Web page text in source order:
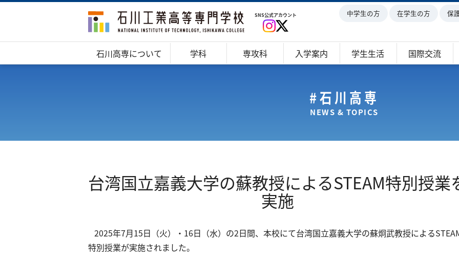
SNS公式アカウント
石川高専について 学科 専攻科 入学案内 学生生活 国際交流
中学生の方 在学生の方 保
#石川高専
NEWS & TOPICS
台湾国立嘉義大学の蘇教授によるSTEAM特別授業
実施
2025年7月15日（火）・16日（水）の2日間、本校にて台湾国立嘉義大学の蘇炯武教授による
特別授業が実施されました。